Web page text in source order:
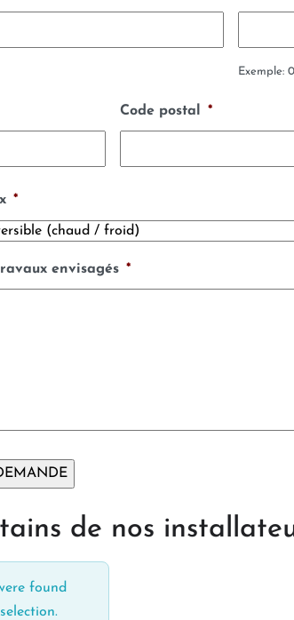
Exemple:
Code postal *
*
envisagés *
de nos
found